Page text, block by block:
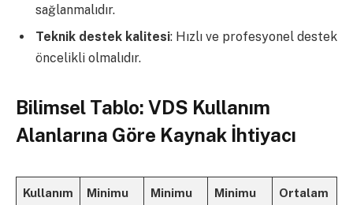
sağlanmalıdır.
Teknik destek kalitesi: Hızlı ve profesyonel destek
öncelikli olmalıdır.
Bilimsel Tablo: VDS Kullanım
Alanlarına Göre Kaynak İhtiyacı
Kullanım
Minimu
Minimu
Minimu
Ortalam